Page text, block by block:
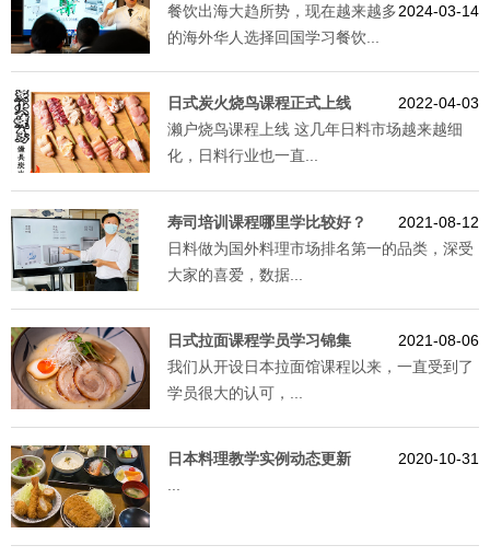
2024-03-14
餐饮出海大趋所势，现在越来越多
的海外华人选择回国学习餐饮...
日式炭火烧鸟课程正式上线
2022-04-03
濑户烧鸟课程上线 这几年日料市场越来越细
化，日料行业也一直...
寿司培训课程哪里学比较好？
2021-08-12
日料做为国外料理市场排名第一的品类，深受
大家的喜爱，数据...
日式拉面课程学员学习锦集
2021-08-06
我们从开设日本拉面馆课程以来，一直受到了
学员很大的认可，...
日本料理教学实例动态更新
2020-10-31